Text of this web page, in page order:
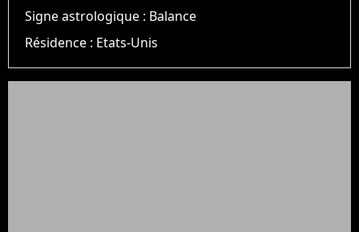
Signe astrologique : Balance
Résidence : Etats-Unis